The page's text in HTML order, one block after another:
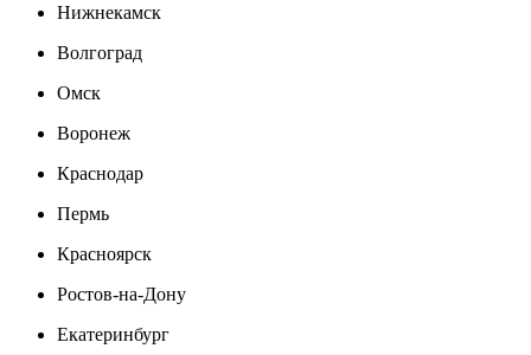
Нижнекамск
Волгоград
Омск
Воронеж
Краснодар
Пермь
Красноярск
Ростов-на-Дону
Екатеринбург